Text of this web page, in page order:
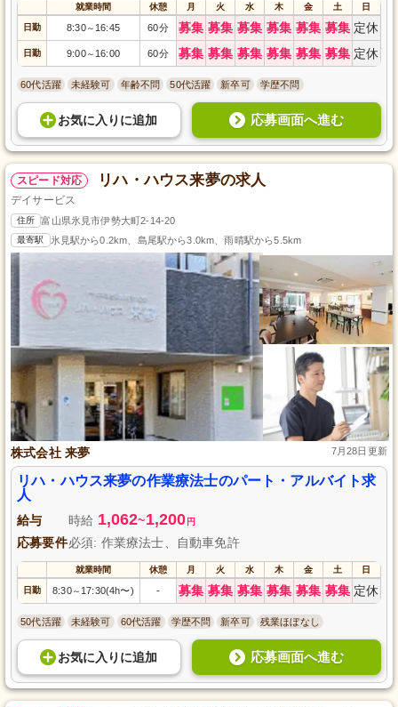
就業時間 休憩 月 火 水 木 金 土 日
日勤 8:30～ 16:45 60分 募集 募集 募集 募集 募集 募集 定休
日勤 9:00～ 16:00 60分 募集 募集 募集 募集 募集 募集 定休
60代活躍 未経験可 年齢不問 50代活躍 新卒可 学歴不問
お気に入り に追加 応募画面へ進む
スピード対応 リハ・ハウス来夢の求人
デイサービス
住所 富山県氷見市伊勢大町2-14-20
最寄駅 氷見駅から0.2km、島尾駅から3.0km、雨晴駅から5.5km
株式会社 来夢 7月28日更新
リハ・ハウス来夢の作業療法士のパート・アルバイト求
人
給与 時給 1,062~1,200 円
応募要件必須: 作業療法士、自動車免許
就業時間 休憩 月 火 水 木 金 土 日
日勤 8:30～ 17:30(4h〜) - 募集 募集 募集 募集 募集 募集 定休
50代活躍 未経験可 60代活躍 学歴不問 新卒可 残業ほぼなし
お気に入り に追加 応募画面へ進む